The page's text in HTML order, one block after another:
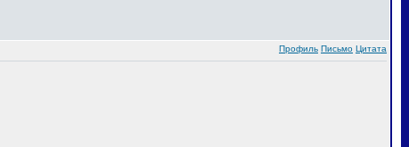
Профиль Письмо Цитата